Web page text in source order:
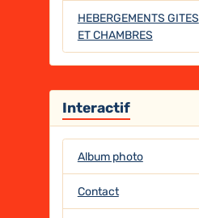
HEBERGEMENTS GITES
ET CHAMBRES
Interactif
Album photo
Contact